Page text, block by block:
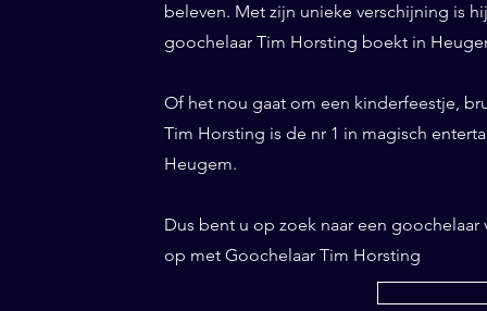
beleven. Met zijn unieke verschijning is
goochelaar Tim Horsting boekt in
Of het nou gaat om een kinderfeestje,
Tim Horsting is de nr 1 in magisch
Heugem.
Dus bent u op zoek naar een
op met Goochelaar Tim Horsting